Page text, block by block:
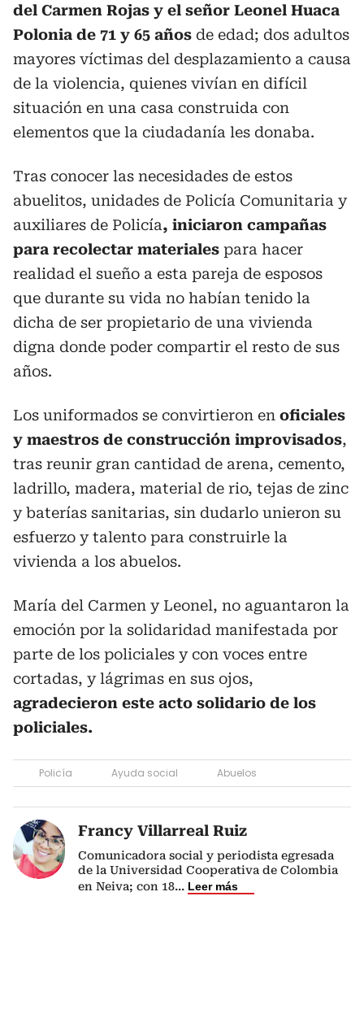
del Carmen Rojas y el señor Leonel Huaca
Polonia de 71 y 65 años de edad; dos adultos
mayores víctimas del desplazamiento a causa
de la violencia, quienes vivían en difícil
situación en una casa construida con
elementos que la ciudadanía les donaba.
Tras conocer las necesidades de estos
abuelitos, unidades de Policía Comunitaria y
auxiliares de Policía, iniciaron campañas
para recolectar materiales para hacer
realidad el sueño a esta pareja de esposos
que durante su vida no habían tenido la
dicha de ser propietario de una vivienda
digna donde poder compartir el resto de sus
años.
Los uniformados se convirtieron en oficiales
y maestros de construcción improvisados,
tras reunir gran cantidad de arena, cemento,
ladrillo, madera, material de rio, tejas de zinc
y baterías sanitarias, sin dudarlo unieron su
esfuerzo y talento para construirle la
vivienda a los abuelos.
María del Carmen y Leonel, no aguantaron la
emoción por la solidaridad manifestada por
parte de los policiales y con voces entre
cortadas, y lágrimas en sus ojos,
agradecieron este acto solidario de los
policiales.
Policía Ayuda social Abuelos
Francy Villarreal Ruiz
Comunicadora social y periodista egresada
de la Universidad Cooperativa de Colombia
en Neiva; con 18... Leer más